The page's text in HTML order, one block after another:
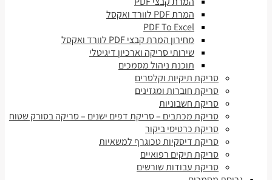
המרת PDF לוורד ואקסל
PDF To Excel
מחירון המרת קבצי PDF לוורד ואקסל
שירותי סריקה וארכיון דיגיטלי
תוכנת ניהול מסמכים
סריקת תיקיות וקלסרים
סריקת חוברות ומגזינים
סריקת חשבוניות
סריקת מכתבים – סריקת דפים ישנים – סריקה בסורק שטוח
סריקת כרטיסי ביקור
סריקת דיסקיות טכוגרף למשאיות
סריקת תיקים רפואיים
סריקת עבודות שורשים